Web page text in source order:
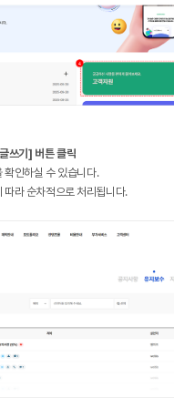
쓰기] 버튼 클릭
확인하실 수 있습니다.
따라 순차적으로 처리됩니다.